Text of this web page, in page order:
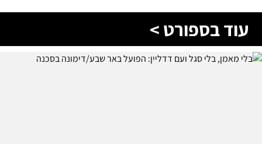
עוד בספורט >